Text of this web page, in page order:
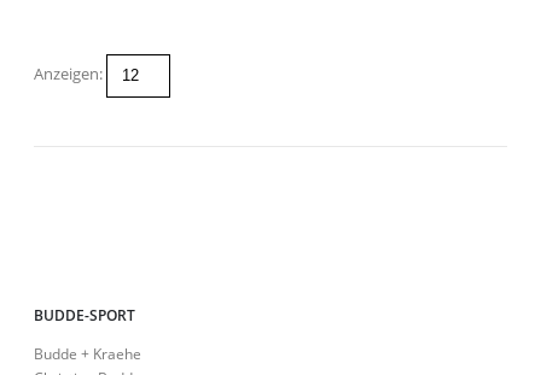
Anzeigen:
BUDDE-SPORT
Budde + Kraehe